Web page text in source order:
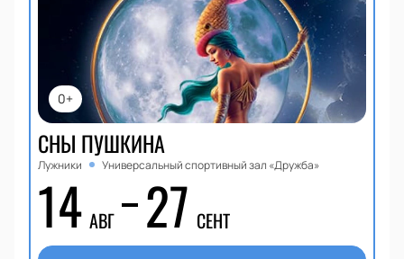
0+
СНЫ ПУШКИНА
Лужники Универсальный спортивный зал «Дружба»
14 АВГ 27 СЕНТ